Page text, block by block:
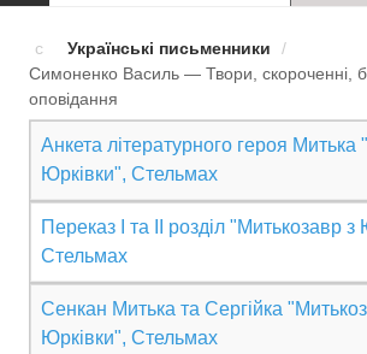
Твори українською
Твори англійською
Твори німецькою
БІОГРАФІЇ
Українські письменники
Українські письменники
/
Симоненко Василь — Твори, скороченні,
оповiдання
Анкета літературного героя Митька
Юрківки", Стельмах
Переказ І та ІІ розділ "Митькозавр з
Стельмах
Сенкан Митька та Сергійка
Юрківки", Стельмах